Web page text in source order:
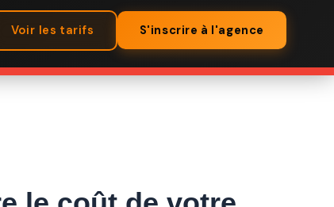
Voir les tarifs S'inscrire à l'agence